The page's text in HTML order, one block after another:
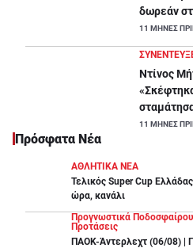
δωρεάν
11 ΜΗΝΕΣ
Ντίνος
11 ΜΗΝΕΣ
Πρόσφατα Νέα
ΑΘΛΗΤΙΚΑ ΝΕΑ
Τελικός Super Cup
ώρα, κανάλι
Προγνωστικά
Προτάσεις
ΠΑΟΚ-Άντερλεχτ (06/08) |